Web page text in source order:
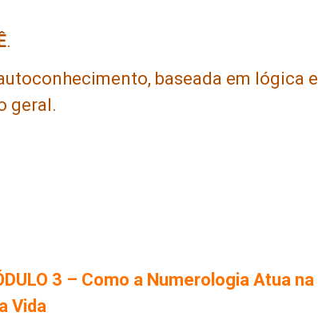
.
baseada em lógica e
geral.
3 – Como a Numerologia Atua na
Vida